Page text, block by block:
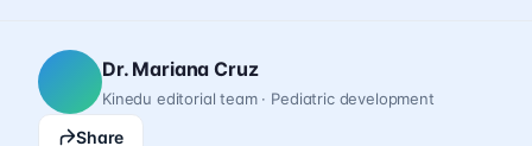
Dr. Mariana Cruz
Kinedu editorial team · Pediatric development
Share